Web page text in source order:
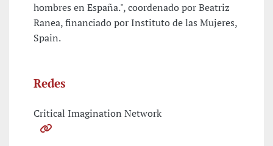
hombres en España.", coordenado por Beatriz
Ranea, financiado por Instituto de las Mujeres,
Spain.
Redes
Critical Imagination Network